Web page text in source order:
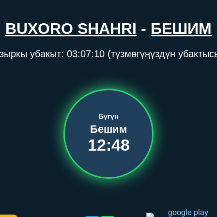
BUXORO SHAHRI - БЕШИМ
убакыт: 03:07:11(түзмөгүңүздүн
Бүгүн
Бешим
12:48